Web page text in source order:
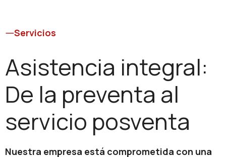
Servicios
Asistencia integral:
De la preventa al
servicio posventa
Nuestra empresa está comprometida con una